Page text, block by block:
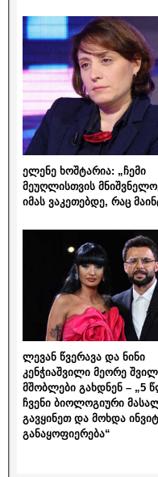
ელენე ხოშტარია: „ჩემი
მეუღლისთვის
იმას ვაკეთებდე, რაც
ლევან წვერავა და ნინი
კენჭიაშვილი მეორე
მშობლები გახდნენ – „5
ჩვენი ბიოლოგიური
გავყინეთ და მოხდა
განაყოფიერება“